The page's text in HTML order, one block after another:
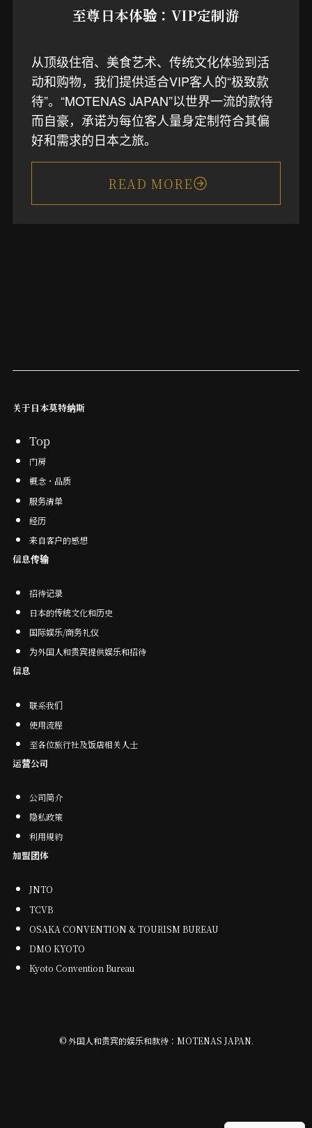
至尊日本体验：VIP定制游
从顶级住宿、美食艺术、传统文化体验到活
动和购物，我们提供适合VIP客人的“极致款
待”。“MOTENAS JAPAN”以世界一流的款待
而自豪，承诺为每位客人量身定制符合其偏
好和需求的日本之旅。
READ MORE
关于日本莫特纳斯
Top
门房
概念・品质
服务清单
经历
来自客户的感想
信息传输
招待记录
日本的传统文化和历史
国际娱乐/商务礼仪
为外国人和贵宾提供娱乐和招待
信息
联系我们
使用流程
至各位旅行社及饭店相关人士
运营公司
公司简介
隐私政策
利用規約
加盟团体
JNTO
TCVB
OSAKA CONVENTION & TOURISM BUREAU
DMO KYOTO
Kyoto Convention Bureau
©外国人和贵宾的娱乐和款待：MOTENAS JAPAN.